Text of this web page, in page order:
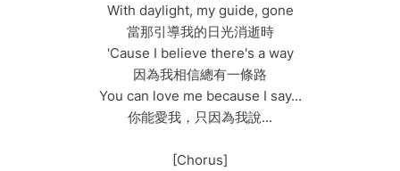
With daylight, my guide, gone
當那引導我的日光消逝時
'Cause I believe there's a way
因為我相信總有一條路
You can love me because I say...
你能愛我，只因為我說...
[Chorus]